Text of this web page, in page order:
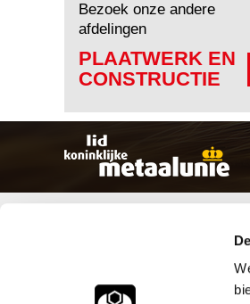
Bezoek onze andere
afdelingen
PLAATWERK EN
CONSTRUCTIE
Klantenservice